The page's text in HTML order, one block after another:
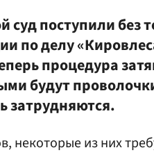
поступили без
по делу
процедура
будут
затрудняются.
некоторые из них